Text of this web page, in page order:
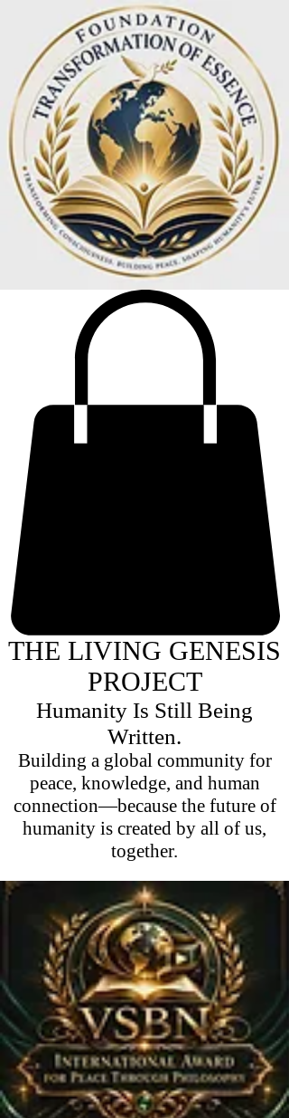
THE LIVING GENESIS
PROJECT
Humanity Is Still Being
Written.
Building a global community for
peace, knowledge, and human
connection—because the future of
humanity is created by all of us,
together.